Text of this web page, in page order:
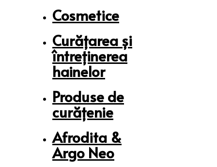
Cosmetice
Curățarea și
întreținerea
hainelor
Produse de
curățenie
Afrodita &
Argo Neo